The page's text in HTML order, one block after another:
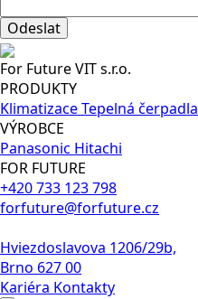
Odeslat
For Future VIT s.r.o.
PRODUKTY
KlimatizaceTepelná čerpadla
VÝROBCE
Panasonic Hitachi
FOR FUTURE
+420 733 123 798
forfuture@forfuture.cz
Hviezdoslavova 1206/29b,
Brno 627 00
Kariéra Kontakty